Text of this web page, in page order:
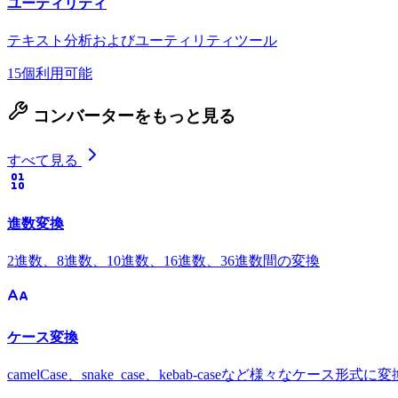
テキスト分析およびユーティリティツール
15個利用可能
コンバーターをもっと見る
すべて見る
進数変換
2進数、8進数、10進数、16進数、36進数間の変換
ケース変換
camelCase、snake_case、kebab-caseなど様々なケース形式に変